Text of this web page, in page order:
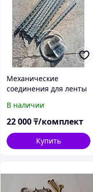
Механические
соединения для ленты
В наличии
22 000 ₸/комплект
Купить